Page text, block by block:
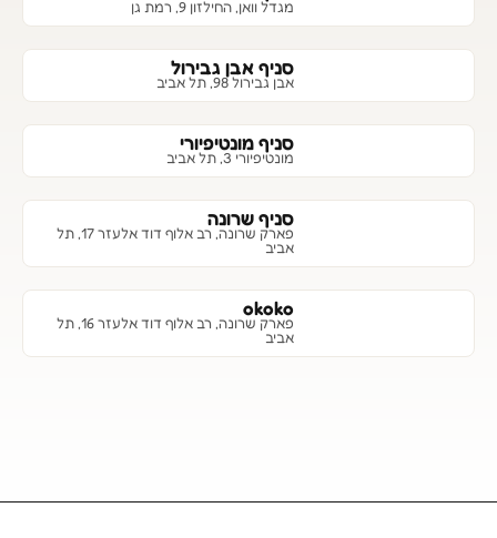
מגדל וואן, החילזון 9, רמת גן
סניף אבן גבירול
אבן גבירול 98, תל אביב
סניף מונטיפיורי
מונטיפיורי 3, תל אביב
סניף שרונה
פארק שרונה, רב אלוף דוד אלעזר 17, תל
אביב
okoko
פארק שרונה, רב אלוף דוד אלעזר 16, תל
אביב